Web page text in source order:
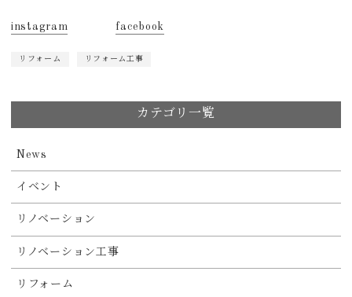
instagram facebook
リフォーム リフォーム工事
カテゴリ一覧
News
イベント
リノベーション
リノベーション工事
リフォーム